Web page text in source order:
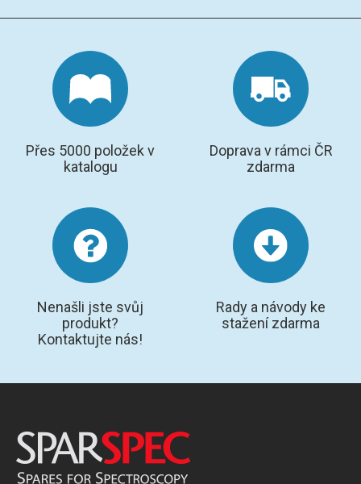
KALIBRACE
TERS
Přes 5000 položek v
katalogu
Doprava v rámci ČR
zdarma
Nenašli jste svůj
produkt?
Kontaktujte nás!
Rady a návody ke
stažení zdarma